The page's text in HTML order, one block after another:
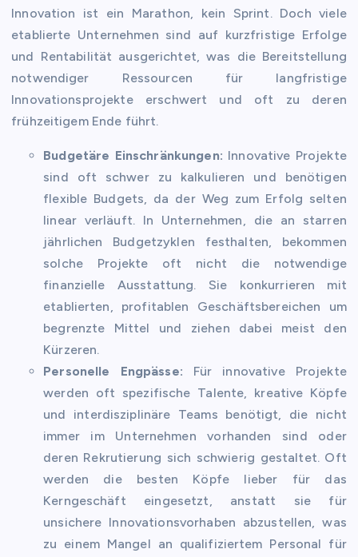
Innovation ist ein Marathon, kein Sprint. Doch viele
etablierte Unternehmen sind auf kurzfristige Erfolge
und Rentabilität ausgerichtet, was die Bereitstellung
notwendiger Ressourcen für langfristige
Innovationsprojekte erschwert und oft zu deren
frühzeitigem Ende führt.
Budgetäre Einschränkungen: Innovative Projekte
sind oft schwer zu kalkulieren und benötigen
flexible Budgets, da der Weg zum Erfolg selten
linear verläuft. In Unternehmen, die an starren
jährlichen Budgetzyklen festhalten, bekommen
solche Projekte oft nicht die notwendige
finanzielle Ausstattung. Sie konkurrieren mit
etablierten, profitablen Geschäftsbereichen um
begrenzte Mittel und ziehen dabei meist den
Kürzeren.
Personelle Engpässe: Für innovative Projekte
werden oft spezifische Talente, kreative Köpfe
und interdisziplinäre Teams benötigt, die nicht
immer im Unternehmen vorhanden sind oder
deren Rekrutierung sich schwierig gestaltet. Oft
werden die besten Köpfe lieber für das
Kerngeschäft eingesetzt, anstatt sie für
unsichere Innovationsvorhaben abzustellen, was
zu einem Mangel an qualifiziertem Personal für